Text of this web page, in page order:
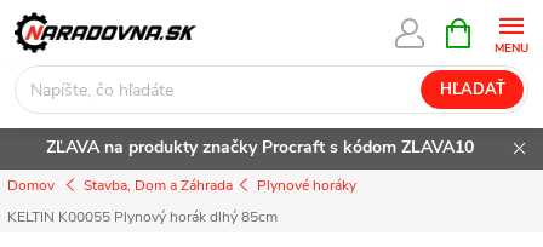
Prejsť
na
obsah
HĽADAŤ
KOŠÍK
ZĽAVA na produkty značky Procraft s kódom ZLAVA10
Domov Stavba, Dom a Záhrada
Plynové horáky
KELTIN K00055 Plynový horák dlhý 85cm